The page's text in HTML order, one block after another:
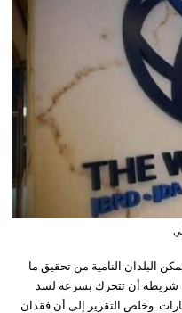
البلدان النامية من تحقيق ما
شريطة أن تتحرك بسرعة لسد
وخلص التقرير إلى أن فقدان